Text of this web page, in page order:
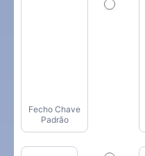
Fecho Chave
Padrão